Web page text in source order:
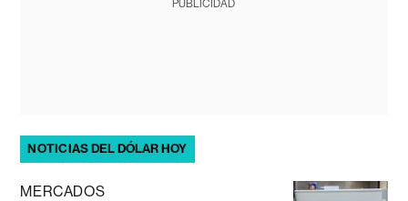
PUBLICIDAD
NOTICIAS DEL DÓLAR HOY
MERCADOS